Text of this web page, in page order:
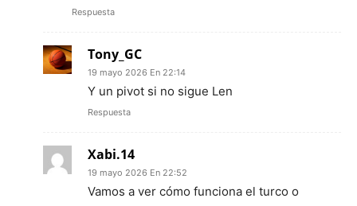
Respuesta
Tony_GC
19 mayo 2026 En 22:14
Y un pivot si no sigue Len
Respuesta
Xabi.14
19 mayo 2026 En 22:52
Vamos a ver cómo funciona el turco o